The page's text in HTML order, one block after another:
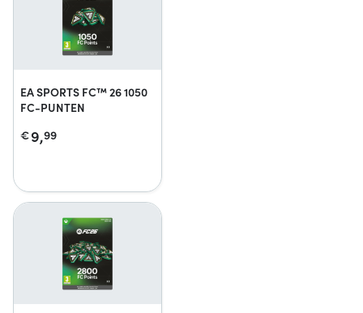
EA SPORTS FC™ 26 1050
FC-PUNTEN
€9,99